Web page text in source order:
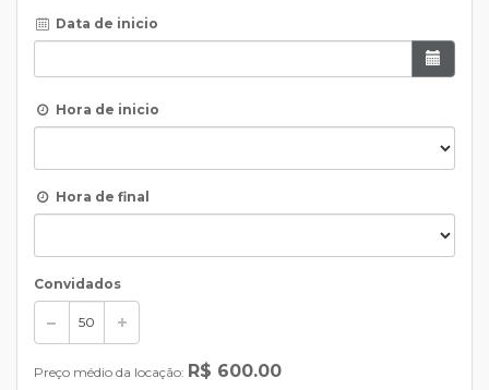
Data de inicio
Hora de inicio
Hora de final
Convidados
Preço médio da locação: R$ 600.00